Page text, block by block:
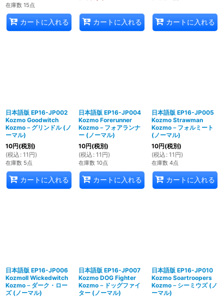
在庫数 15点
カートに入れる カートに入れる カートに入れる
日本語版 EP16-JP002
Kozmo Goodwitch
Kozmo－グリンドル (ノ
ーマル)
10円(税別)
(税込 : 11 円)
在庫数 5点
カートに入れる
日本語版 EP16-JP004
Kozmo Forerunner
Kozmo－フォアランナ
ー (ノーマル)
10円(税別)
(税込 : 11 円)
在庫数 10点
カートに入れる
日本語版 EP16-JP005
Kozmo Strawman
Kozmo－フォルミート
(ノーマル)
10円(税別)
(税込 : 11 円)
在庫数 4点
カートに入れる
日本語版 EP16-JP006
Kozmoll Wickedwitch
Kozmo－ダーク・ロー
ズ (ノーマル)
日本語版 EP16-JP007
Kozmo DOG Fighter
Kozmo－ドッグファイ
ター (ノーマル)
日本語版 EP16-JP010
Kozmo Soartroopers
Kozmo－シーミウズ (ノ
ーマル)